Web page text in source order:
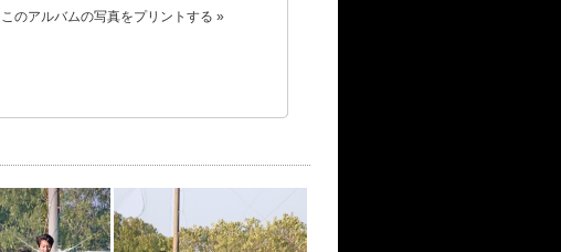
このアルバムの写真をプリントする »